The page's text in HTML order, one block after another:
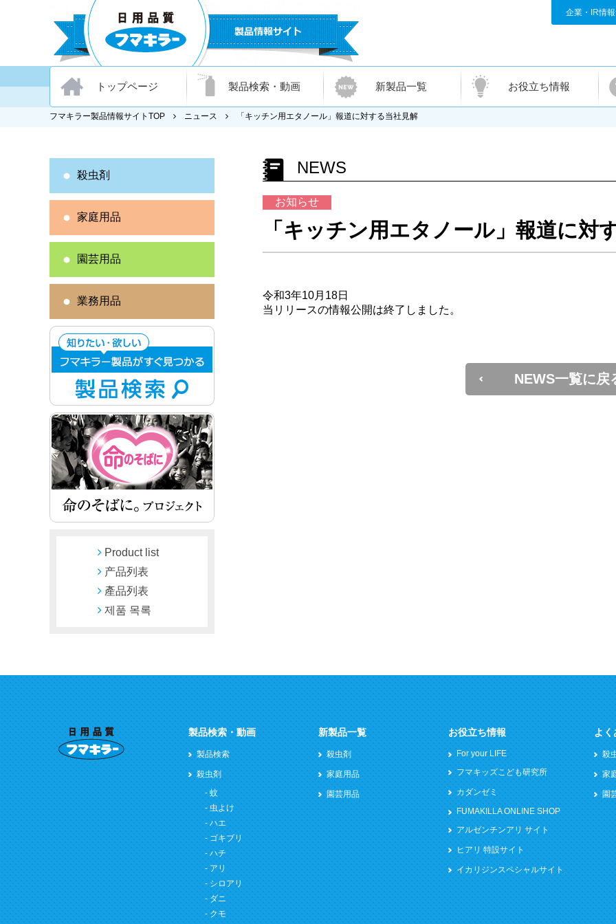
企業・IR情
トップページ 製品検索・動画 新製品一覧 お役立ち情報
フマキラー製品情報サイトTOP ニュース 「キッチン用エタノール」報道に対する当社見解
NEWS
お知らせ
「キッチン用エタノール」報道に対
令和3年10月18日
当リリースの情報公開は終了しました。
NEWS一覧に戻
殺虫剤
家庭用品
園芸用品
業務用品
Product list
产品列表
產品列表
제품 목록
製品検索・動画
製品検索
殺虫剤
蚊
虫よけ
ハエ
ゴキブリ
ハチ
アリ
シロアリ
ダニ
クモ
新製品一覧
殺虫剤
家庭用品
園芸用品
お役立ち情報
For your LIFE
フマキッズこども研究所
カダンゼミ
FUMAKILLA ONLINE SHOP
アルゼンチンアリ サイト
ヒアリ 特設サイト
イカリジンスペシャルサイト
よ
殺
家
園